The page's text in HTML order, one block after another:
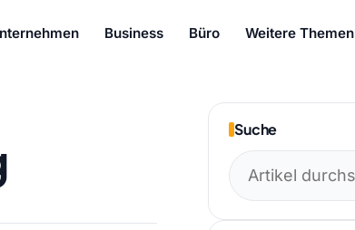
Business Büro Weitere Themen
Suche